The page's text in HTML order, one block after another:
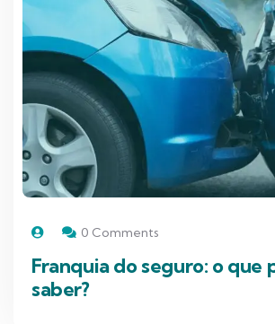
0 Comments
Franquia do seguro: o que
saber?